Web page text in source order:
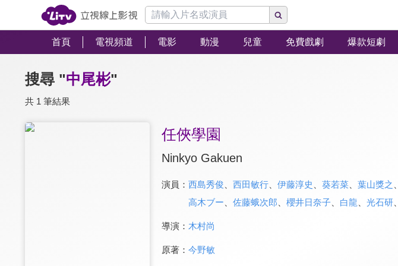
首頁 電視頻道 電影 動漫 兒童 免費戲劇 爆款短劇
搜尋 "中尾彬"
共 1 筆結果
任俠學園
Ninkyo Gakuen
演員： 西島秀俊 西田敏行、 伊藤淳史 葵若菜、 葉山獎之
高木ブー
佐藤蛾次郎 櫻井日奈子、 白龍 光石研、
導演： 木村尚
原著： 今野敏